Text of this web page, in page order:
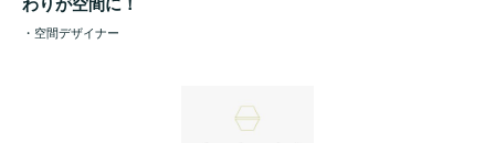
・空間デザイナー